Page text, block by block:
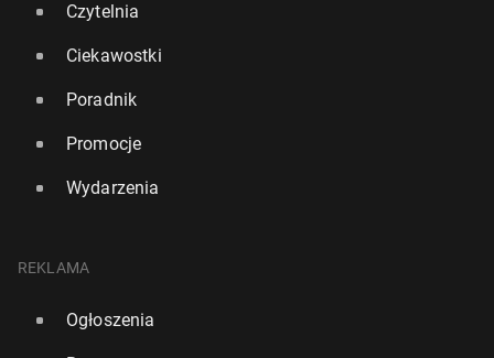
Czytelnia
Ciekawostki
Poradnik
Promocje
Wydarzenia
REKLAMA
Ogłoszenia